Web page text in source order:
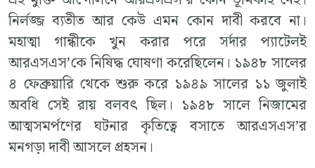
নির্লজ্জ ব্যতীত আর কেউ এমন কোন দাবী করবে না।
মহাত্মা গান্ধীকে খুন করার পরে সর্দার প্যাটেলই
আরএসএস’কে নিষিদ্ধ ঘোষণা করেছিলেন। ১৯৪৮ সালের
৪ ফেব্রুয়ারি থেকে শুরু করে ১৯৪৯ সালের ১১ জুলাই
অবধি সেই রায় বলবৎ ছিল। ১৯৪৮ সালে নিজামের
আত্মসমর্পণের ঘটনার কৃতিত্বে বসাতে আরএসএস’র
মনগড়া দাবী আসলে প্রহসন।